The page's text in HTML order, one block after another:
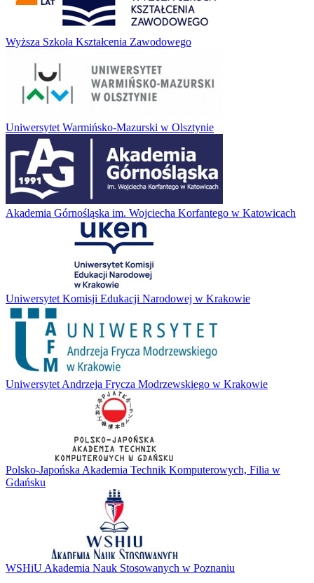
Wyższa Szkoła Kształcenia Zawodowego
Uniwersytet Warmińsko-Mazurski w Olsztynie
Akademia Górnośląska im. Wojciecha Korfantego w Katowicach
Uniwersytet Komisji Edukacji Narodowej w Krakowie
Uniwersytet Andrzeja Frycza Modrzewskiego w Krakowie
Polsko-Japońska Akademia Technik Komputerowych, Filia w
Gdańsku
WSHiU Akademia Nauk Stosowanych w Poznaniu